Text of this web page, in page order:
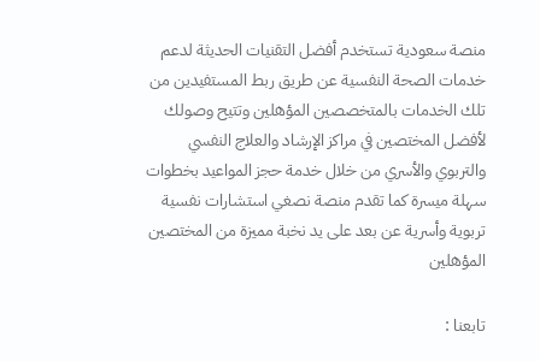
منصة سعودية تستخدم أفضل التقنيات الحديثة لدعم
خدمات الصحة النفسية عن طريق ربط المستفيدين من
تلك الخدمات بالمتخصصين المؤهلين وتتيح وصولك
لأفضل المختصين في مراكز الإرشاد والعلاج النفسي
والتربوي والأسري من خلال خدمة حجز المواعيد بخطوات
سهلة ميسرة كما تقدم منصة نصغي استشارات نفسية
تربوية وأسرية عن بعد على يد نخبة مميزة من المختصين
المؤهلين
تابعنا :